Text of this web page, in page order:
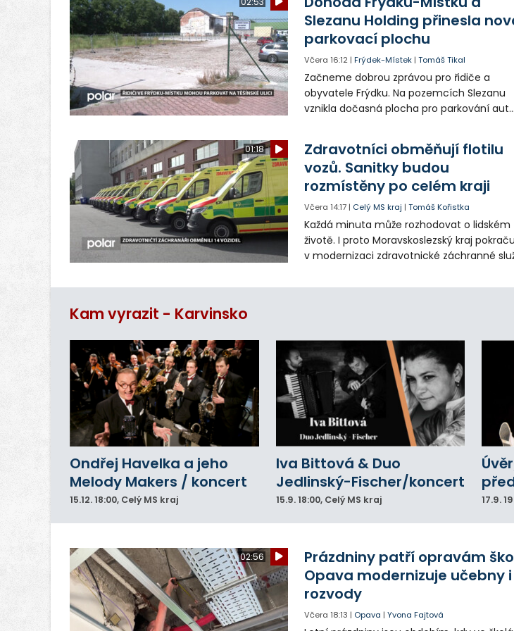
Slezanu Holding přinesla
parkovací plochu
Včera 16:12 |Frýdek-Místek |Tomáš Tikal
Začneme dobrou zprávou pro řidiče a
obyvatele Frýdku. Na pozemcích Slezanu
vznikla dočasná plocha pro parkování aut.
01:18
Zdravotníci obměňují flotilu
vozů. Sanitky budou
rozmístěny po celém kraji
Včera 14:17 | Celý MS kraj |Tomáš Kořistka
Každá minuta může rozhodovat o lidském
životě. I proto Moravskoslezský kraj
v modernizaci zdravotnické záchranné
vybavených nejmodernější technikou.
Kam vyrazit - Karvinsko
Ondřej Havelka a jeho
Melody Makers / koncert
15.12.18:00, Celý MS kraj
Iva Bittová & Duo
Jedlinský-Fischer/koncert
15.9. 18:00, Celý MS kraj 17.9.
02:56
Prázdniny patří opravám
Opava modernizuje učebny i
rozvody
Včera 18:13 | Opava |Yvona Fajtová